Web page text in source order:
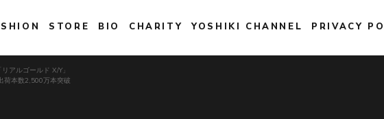
STORE BIO CHARITY YOSHIKI CHANNEL PRIVACY
アルゴールド X/Y」
荷本数2,500万本突破